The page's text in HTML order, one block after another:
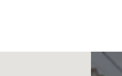
As.